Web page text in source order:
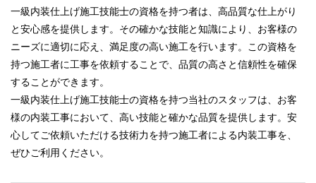
一級内装仕上げ施工技能士の資格を持つ者は、高品質な仕上がり
と安心感を提供します。その確かな技能と知識により、お客様の
ニーズに適切に応え、満足度の高い施工を行います。この資格を
持つ施工者に工事を依頼することで、品質の高さと信頼性を確保
することができます。
一級内装仕上げ施工技能士の資格を持つ当社のスタッフは、お客
様の内装工事において、高い技能と確かな品質を提供します。安
心してご依頼いただける技術力を持つ施工者による内装工事を、
ぜひご利用ください。